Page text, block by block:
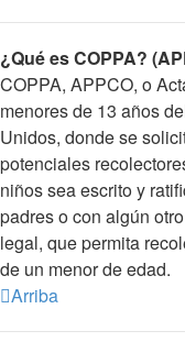
¿Qué es COPPA?
COPPA, APPCO, o
menores de 13 años
Unidos, donde se
potenciales
niños sea escrito y
padres o con algún
legal, que permita
de un menor de edad.
Arriba